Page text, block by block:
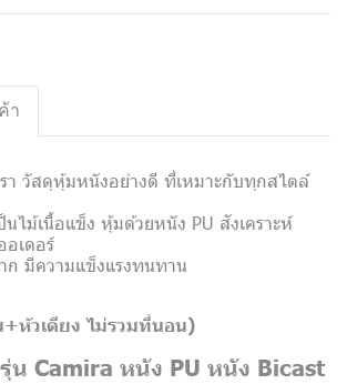
า
า วัสดุหุ้มหนังอย่างดี ที่เหมาะกับทุกสไตล์
นไม้เนื้อแข็ง หุ้มด้วยหนัง PU สังเคราะห์
เดอร์
ก มีความแข็งแรงทนทาน
หัวเตียง ไม่รวมที่นอน)
น Camira หนัง PU หนัง Bicast